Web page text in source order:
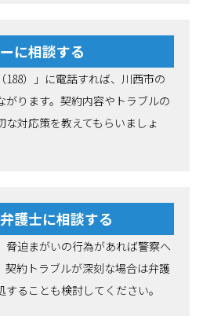
に相談する
188）」に電話すれば、川西市の
がります。契約内容やトラブルの
な対応策を教えてもらいましょ
護士に相談する
脅迫まがいの行為があれば警察へ
契約トラブルが深刻な場合は弁護
ることも検討してください。